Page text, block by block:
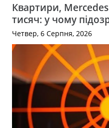
Квартири,
тисяч: у чому
Четвер, 6 Серпня, 2026